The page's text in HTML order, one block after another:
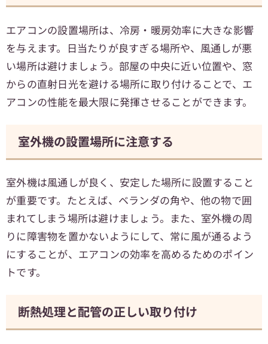
エアコンの設置場所は、冷房・暖房効率に大きな影響
を与えます。日当たりが良すぎる場所や、風通しが悪
い場所は避けましょう。部屋の中央に近い位置や、窓
からの直射日光を避ける場所に取り付けることで、エ
アコンの性能を最大限に発揮させることができます。
室外機の設置場所に注意する
室外機は風通しが良く、安定した場所に設置すること
が重要です。たとえば、ベランダの角や、他の物で囲
まれてしまう場所は避けましょう。また、室外機の周
りに障害物を置かないようにして、常に風が通るよう
にすることが、エアコンの効率を高めるためのポイン
トです。
断熱処理と配管の正しい取り付け